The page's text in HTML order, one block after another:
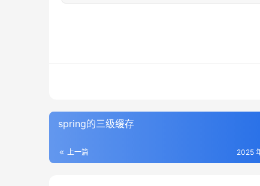
spring的三级缓存
上一篇 2025